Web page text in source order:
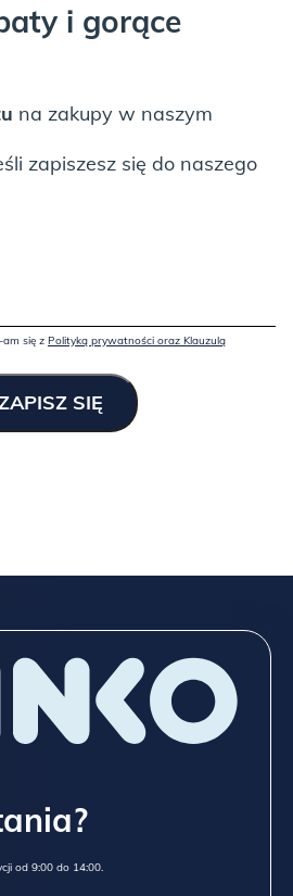
i gorące
na zakupy w naszym
zapiszesz się do naszego
am się z Polityką prywatności oraz Klauzulą
od 9:00 do 14:00.